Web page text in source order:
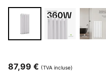
87,99 € (TVA incluse)